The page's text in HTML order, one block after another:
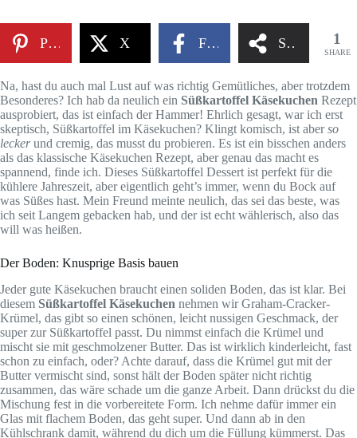
Pinterest X Facebook Share 1
SHARE
Na, hast du auch mal Lust auf was richtig Gemütliches, aber trotzdem
Besonderes? Ich hab da neulich ein Süßkartoffel Käsekuchen Rezept
ausprobiert, das ist einfach der Hammer! Ehrlich gesagt, war ich erst
skeptisch, Süßkartoffel im Käsekuchen? Klingt komisch, ist aberso
leckerund cremig, das musst du probieren. Es ist ein bisschen anders
als das klassische Käsekuchen Rezept, aber genau das macht es
spannend, finde ich. Dieses Süßkartoffel Dessert ist perfekt für die
kühlere Jahreszeit, aber eigentlich geht’s immer, wenn du Bock auf
was Süßes hast. Mein Freund meinte neulich, das sei das beste, was
ich seit Langem gebacken hab, und der ist echt wählerisch, also das
will was heißen.
Der Boden: Knusprige Basis bauen
Jeder gute Käsekuchen braucht einen soliden Boden, das ist klar. Bei
diesem Süßkartoffel Käsekuchen nehmen wir Graham-Cracker-
Krümel, das gibt so einen schönen, leicht nussigen Geschmack, der
super zur Süßkartoffel passt. Du nimmst einfach die Krümel und
mischt sie mit geschmolzener Butter. Das ist wirklich kinderleicht, fast
schon zu einfach, oder? Achte darauf, dass die Krümel gut mit der
Butter vermischt sind, sonst hält der Boden später nicht richtig
zusammen, das wäre schade um die ganze Arbeit. Dann drückst du die
Mischung fest in die vorbereitete Form. Ich nehme dafür immer ein
Glas mit flachem Boden, das geht super. Und dann ab in den
Kühlschrank damit, während du dich um die Füllung kümmerst. Das